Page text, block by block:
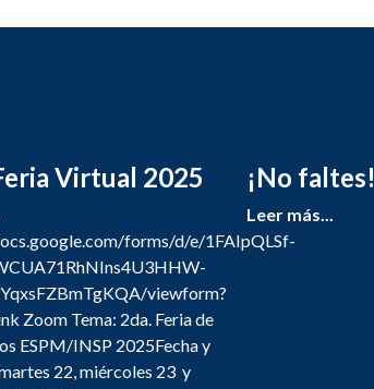
Virtual 2025
forms/d/e/1FAIpQLSf-
viewform?
Zoom Tema: 2da. Feria de
ESPM/INSP 2025Fecha y
22, miércoles 23 y
¡No faltes!
Leer más...